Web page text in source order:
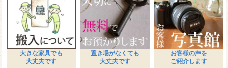
大きな家具でも
大丈夫です
置き場がなくても
大丈夫です
お客様の声を
ご紹介します